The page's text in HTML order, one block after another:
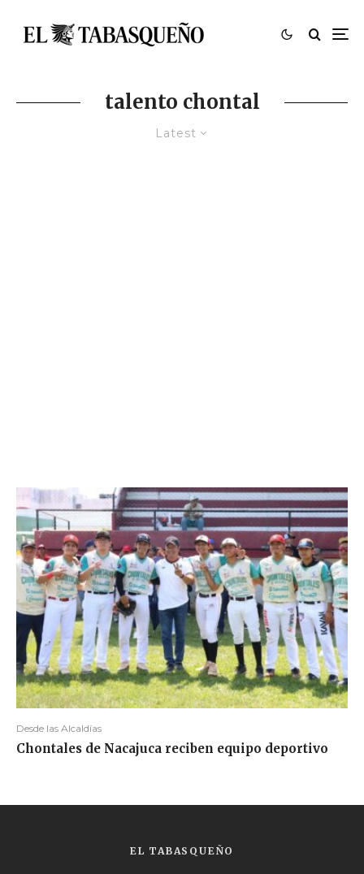
talento chontal
Latest
Desde las Alcaldías
Chontales de Nacajuca reciben equipo deportivo
EL TABASQUEÑO